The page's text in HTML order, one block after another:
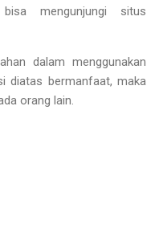
mengunjungi situs
dalam menggunakan
diatas bermanfaat, maka
orang lain.